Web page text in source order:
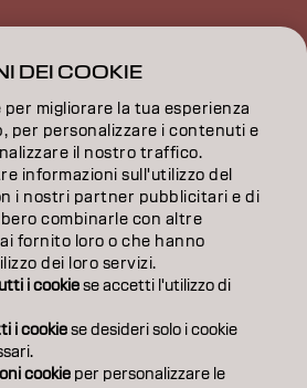
Cookie Policy
DEI COOKIE
per migliorare la tua esperienza
per personalizzare i contenuti e
il nostro traffico.
informazioni sull'utilizzo del
i nostri partner pubblicitari e di
combinarle con altre
fornito loro o che hanno
dei loro servizi.
i cookiese accetti l'utilizzo di
i cookiese desideri solo i cookie
cookie per personalizzare le